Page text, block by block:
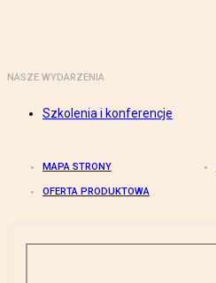
NASZE WYDARZENIA
Szkolenia i konferencje
MAPA STRONY
OFERTA PRODUKTOWA